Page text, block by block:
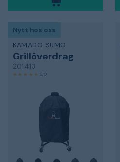
Nytt hos oss
KAMADO SUMO
Grillöverdrag
201413
5,0